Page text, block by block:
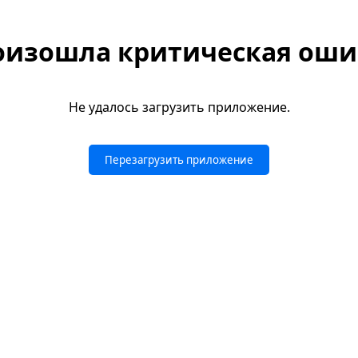
критическая
Не удалось загрузить приложение.
Перезагрузить приложение